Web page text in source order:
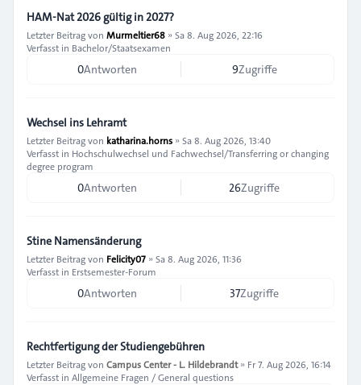
HAM-Nat 2026 gültig in 2027?
Letzter Beitrag von Murmeltier68 » Sa 8. Aug 2026, 22:16
Verfasst in Bachelor/Staatsexamen
0Antworten 9Zugriffe
Wechsel ins Lehramt
Letzter Beitrag von katharina.horns » Sa 8. Aug 2026, 13:40
Verfasst in Hochschulwechsel und Fachwechsel/Transferring or changing
degree program
0Antworten 26Zugriffe
Stine Namensänderung
Letzter Beitrag von Felicity07 » Sa 8. Aug 2026, 11:36
Verfasst in Erstsemester-Forum
0Antworten 37Zugriffe
Rechtfertigung der Studiengebühren
Letzter Beitrag von Campus Center - L. Hildebrandt» Fr 7. Aug 2026, 16:14
Verfasst in Allgemeine Fragen / General questions